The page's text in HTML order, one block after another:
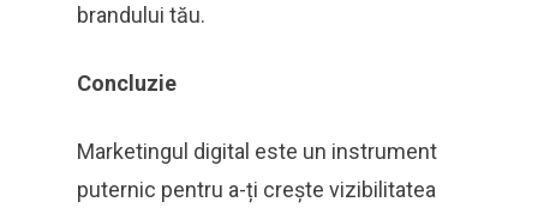
brandului tău.
Concluzie
Marketingul digital este un instrument
puternic pentru a-ți crește vizibilitatea